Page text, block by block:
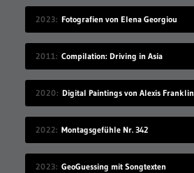
2023 Fotografien von Elena Georgiou
2011 Compilation: Driving in Asia
2020 Digital Paintings von Alexis Franklin
2022 Montagsgefühle Nr. 342
2023 GeoGuessing mit Songtexten